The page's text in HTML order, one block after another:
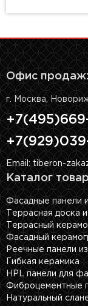
Офис продаж:
г. Москва,
Email: tiberon-
Каталог
Фасадные панели
Террасная доска
Террасный
Фасадный
Реечные панели
Гибкая керамика
HPL панели для
Фиброцементные
Натуральный